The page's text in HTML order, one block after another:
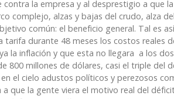
la empresa y al desprestigio a que
complejo, alzas y bajas del crudo, alza
común: el beneficio general. Tal es
durante 48 meses los costos reales
la inflación y que esta no llegara a los
800 millones de dólares, casi el triple del
el cielo adustos políticos y perezosos
que la gente viera el motivo real del